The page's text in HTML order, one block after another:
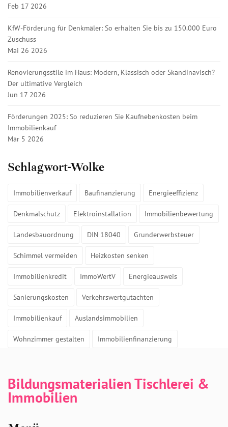
Feb 17 2026
KfW-Förderung für Denkmäler: So erhalten Sie bis zu 150.000 Euro
Zuschuss
Mai 26 2026
Renovierungsstile im Haus: Modern, Klassisch oder Skandinavisch?
Der ultimative Vergleich
Jun 17 2026
Förderungen 2025: So reduzieren Sie Kaufnebenkosten beim
Immobilienkauf
Mär 5 2026
Schlagwort-Wolke
Immobilienverkauf Baufinanzierung Energieeffizienz
Denkmalschutz Elektroinstallation Immobilienbewertung
Landesbauordnung DIN 18040 Grunderwerbsteuer
Schimmel vermeiden Heizkosten senken
Immobilienkredit ImmoWertV Energieausweis
Sanierungskosten Verkehrswertgutachten
Immobilienkauf Auslandsimmobilien
Wohnzimmer gestalten Immobilienfinanzierung
Bildungsmaterialien Tischlerei &
Immobilien